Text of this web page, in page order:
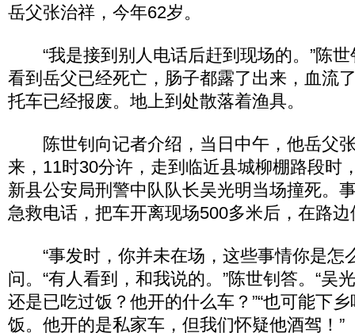
岳父张治祥，今年62岁。
“我是接到别人电话后赶到现场的。”陈世
看到岳父已经死亡，肠子都露了出来，血流
托车已经报废。地上到处散落着渔具。
陈世钊向记者介绍，当日中午，他岳父
来，11时30分许，走到临近县城柳棚路段时
新县公安局刑警中队队长吴光明当场撞死。
急救电话，把车开离现场500多米后，在路
“事发时，你并未在场，这些事情你是怎
问。“有人看到，和我说的。”陈世钊答。“吴
还是已吃过饭？他开的什么车？”“也可能下
饭。他开的是私家车，但我们怀疑他酒驾！”